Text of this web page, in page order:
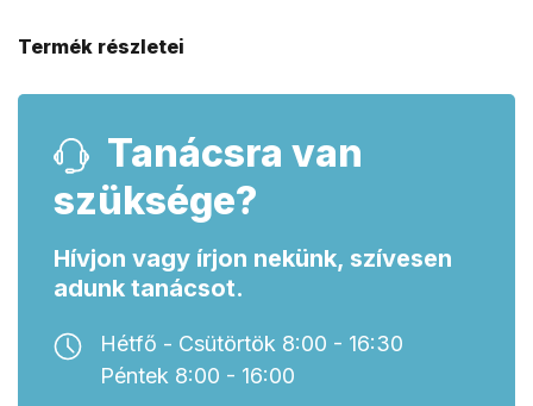
Termék részletei
Tanácsra van
szüksége?
Hívjon vagy írjon nekünk, szívesen
adunk tanácsot.
Hétfő - Csütörtök 8:00 - 16:30
Péntek 8:00 - 16:00